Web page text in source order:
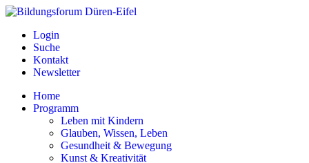
Login
Suche
Kontakt
Newsletter
Home
Programm
Leben mit Kindern
Glauben, Wissen, Leben
Gesundheit & Bewegung
Kunst & Kreativität